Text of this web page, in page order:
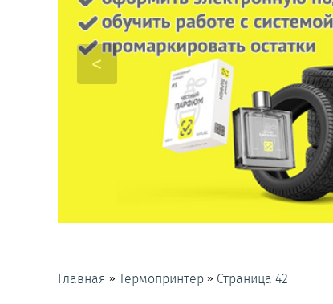
<
Главная » Термопринтер » Страница 42